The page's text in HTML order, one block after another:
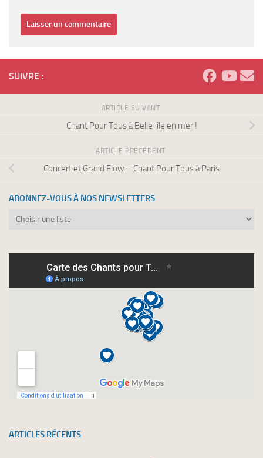
SUIVRE :
ARTICLE SUIVANT
Chant Pour Tous à Belle-île en mer !
ARTICLE PRÉCÉDENT
Concert et Grand Flow – Chant Pour Tous à Paris
ABONNEZ-VOUS À NOS NEWSLETTERS
Abonnez-
newsletters
ARTICLES RÉCENTS